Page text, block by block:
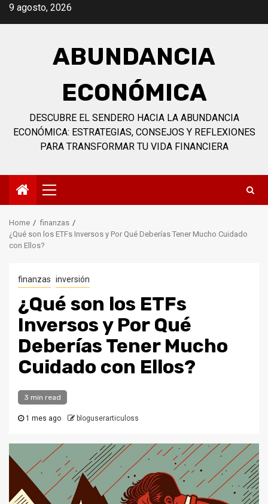
Skip9 agosto, 2026
ABUNDANCIA
ECONÓMICA
DESCUBRE EL SENDERO HACIA LA ABUNDANCIA
ECONÓMICA: ESTRATEGIAS, CONSEJOS Y REFLEXIONES
PARA TRANSFORMAR TU VIDA FINANCIERA
Primary
Menu
Home
finanzas
¿Qué son los ETFs Inversos y Por Qué Deberías Tener Mucho Cuidado
con Ellos?
finanzas inversión
¿Qué son los ETFs
Inversos y Por Qué
Deberías Tener Mucho
Cuidado con Ellos?
3 min read
1 mes ago bloguserarticuloss